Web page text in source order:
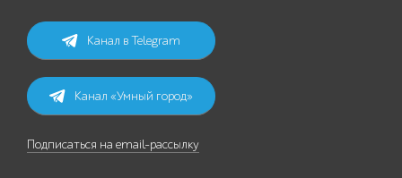
Канал в Telegram
Канал «Умный город»
Подписаться на email-рассылку